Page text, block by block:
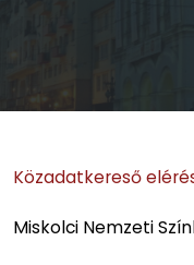
Közadatkereső
Miskolci Nemzeti